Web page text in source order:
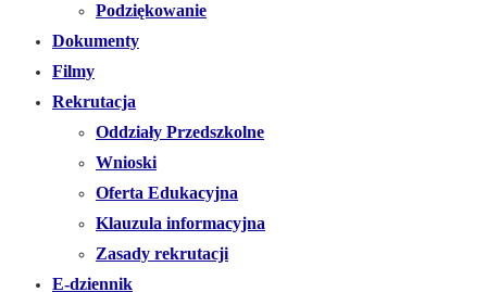
Podziękowanie
Dokumenty
Filmy
Rekrutacja
Oddziały Przedszkolne
Wnioski
Oferta Edukacyjna
Klauzula informacyjna
Zasady rekrutacji
E-dziennik